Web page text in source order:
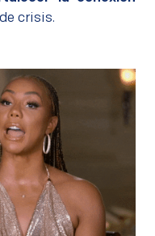
crisis.